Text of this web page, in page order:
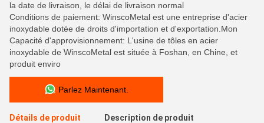
la date de livraison, le délai de livraison normal
Conditions de paiement: WinscoMetal est une entreprise d'acier
inoxydable dotée de droits d'importation et d'exportation.Mon
Capacité d'approvisionnement: L'usine de tôles en acier
inoxydable de WinscoMetal est située à Foshan, en Chine, et
produit enviro
Parlez Maintenant.
Détails de produit Description de produit